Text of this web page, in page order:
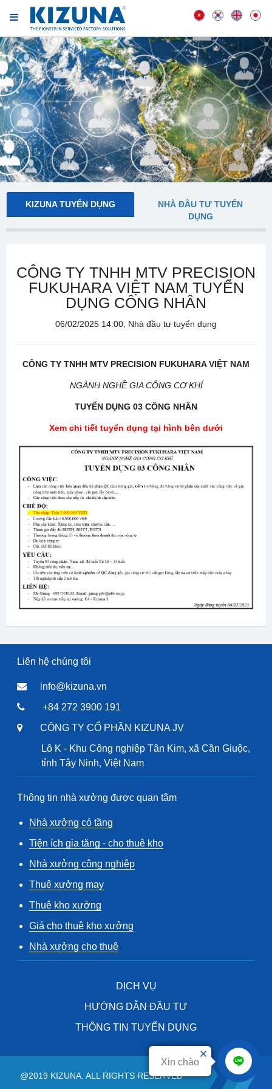
Xin chào
KIZUNA TUYỂN DỤNG
NHÀ ĐẦU TƯ TUYỂN
DỤNG
CÔNG TY TNHH MTV PRECISION
FUKUHARA VIỆT NAM TUYỂN
DỤNG CÔNG NHÂN
06/02/2025 14:00, Nhà đầu tư tuyển dụng
CÔNG TY TNHH MTV PRECISION FUKUHARA VIỆT NAM
NGÀNH NGHỀ GIA CÔNG CƠ KHÍ
TUYỂN DỤNG 03 CÔNG NHÂN
Xem chi tiết tuyển dụng tại hình bên dưới
Liên hệ chúng tôi
info@kizuna.vn
+84 272 3900 191
CÔNG TY CỔ PHẦN KIZUNA JV
Lô K - Khu Công nghiệp Tân Kim, xã Cần Giuộc,
tỉnh Tây Ninh, Việt Nam
Thông tin nhà xưởng được quan tâm
Nhà xưởng có tầng
Tiện ích gia tăng - cho thuê kho
Nhà xưởng công nghiệp
Thuê xưởng may
Thuê kho xưởng
Giá cho thuê kho xưởng
Nhà xưởng cho thuê
DỊCH VỤ
HƯỚNG DẪN ĐẦU TƯ
THÔNG TIN TUYỂN DỤNG
@2019 KIZUNA. ALL RIGHTS RESERVED